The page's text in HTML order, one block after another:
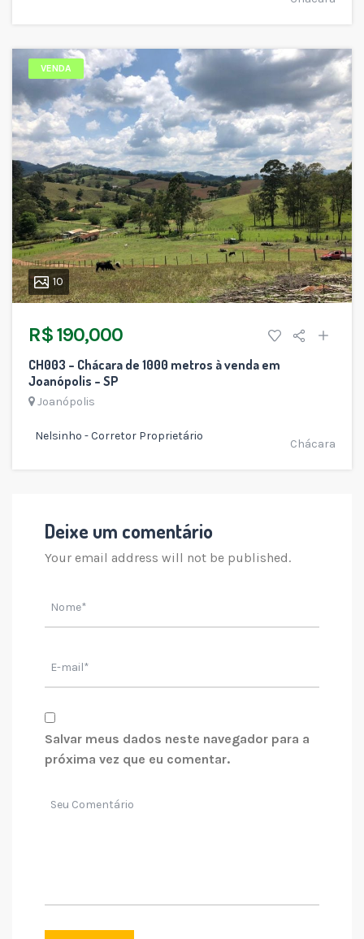
VENDA
10
R$ 190,000
CH003 – Chácara de 1000 metros à venda em
Joanópolis – SP
Joanópolis
Nelsinho - Corretor Proprietário
Chácara
Deixe um comentário
Your email address will not be published.
Salvar meus dados neste navegador para a
próxima vez que eu comentar.